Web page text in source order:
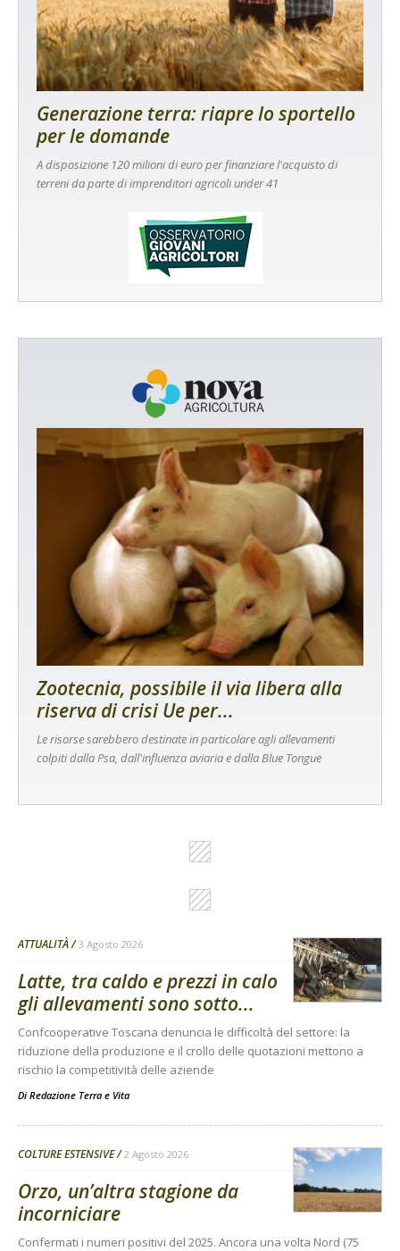
Generazione terra: riapre lo sportello
per le domande
A disposizione 120 milioni di euro per finanziare l'acquisto di
terreni da parte di imprenditori agricoli under 41
Zootecnia, possibile il via libera alla
riserva di crisi Ue per...
Le risorse sarebbero destinate in particolare agli allevamenti
colpiti dalla Psa, dall'influenza aviaria e dalla Blue Tongue
ATTUALITÀ 3 Agosto 2026
Latte, tra caldo e prezzi in calo
gli allevamenti sono sotto...
Confcooperative Toscana denuncia le difficoltà del settore: la
riduzione della produzione e il crollo delle quotazioni mettono a
rischio la competitività delle aziende
Di Redazione Terra e Vita
COLTURE ESTENSIVE 2 Agosto 2026
Orzo, un’altra stagione da
incorniciare
Confermati i numeri positivi del 2025. Ancora una volta Nord (75